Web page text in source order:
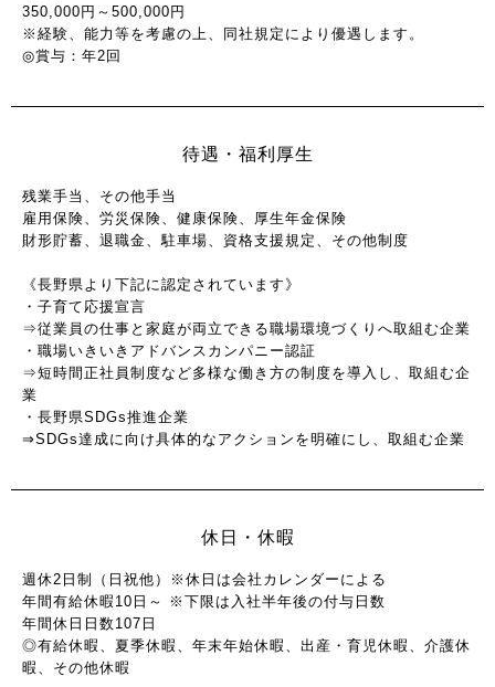
350,000円～500,000円
※経験、能力等を考慮の上、同社規定により優遇します。
◎賞与：年2回
待遇・福利厚生
残業手当、その他手当
雇用保険、労災保険、健康保険、厚生年金保険
財形貯蓄、退職金、駐車場、資格支援規定、その他制度
《長野県より下記に認定されています》
・子育て応援宣言
⇒従業員の仕事と家庭が両立できる職場環境づくりへ取組む企業
・職場いきいきアドバンスカンパニー認証
⇒短時間正社員制度など多様な働き方の制度を導入し、取組む企
業
・長野県SDGs推進企業
⇒SDGs達成に向け具体的なアクションを明確にし、取組む企業
休日・休暇
週休2日制（日祝他）※休日は会社カレンダーによる
年間有給休暇10日～ ※下限は入社半年後の付与日数
年間休日日数107日
◎有給休暇、夏季休暇、年末年始休暇、出産・育児休暇、介護休
暇、その他休暇